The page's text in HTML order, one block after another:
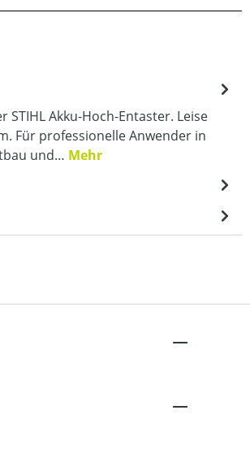
STIHL Akku-Hoch-Entaster. Leise
Für professionelle Anwender in
und… Mehr